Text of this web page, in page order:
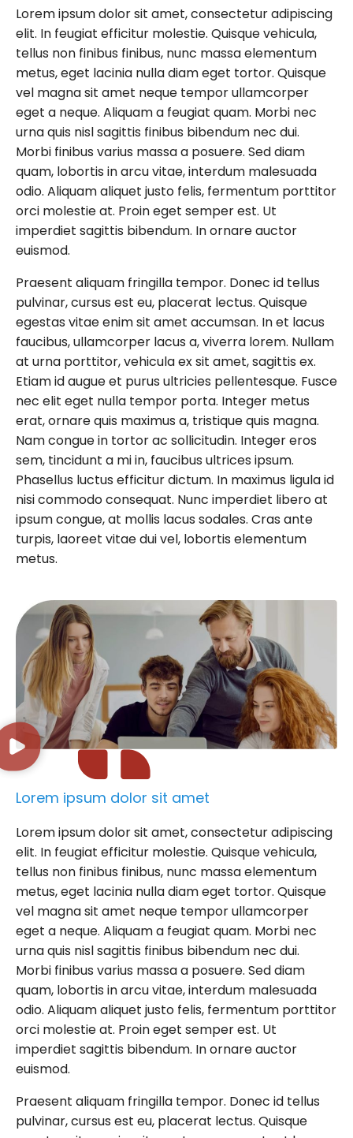
Lorem ipsum dolor sit amet, consectetur adipiscing
elit. In feugiat efficitur molestie. Quisque vehicula,
tellus non finibus finibus, nunc massa elementum
metus, eget lacinia nulla diam eget tortor. Quisque
vel magna sit amet neque tempor ullamcorper
eget a neque. Aliquam a feugiat quam. Morbi nec
urna quis nisl sagittis finibus bibendum nec dui.
Morbi finibus varius massa a posuere. Sed diam
quam, lobortis in arcu vitae, interdum malesuada
odio. Aliquam aliquet justo felis, fermentum porttitor
orci molestie at. Proin eget semper est. Ut
imperdiet sagittis bibendum. In ornare auctor
euismod.
Praesent aliquam fringilla tempor. Donec id tellus
pulvinar, cursus est eu, placerat lectus. Quisque
egestas vitae enim sit amet accumsan. In et lacus
faucibus, ullamcorper lacus a, viverra lorem. Nullam
at urna porttitor, vehicula ex sit amet, sagittis ex.
Etiam id augue et purus ultricies pellentesque. Fusce
nec elit eget nulla tempor porta. Integer metus
erat, ornare quis maximus a, tristique quis magna.
Nam congue in tortor ac sollicitudin. Integer eros
sem, tincidunt a mi in, faucibus ultrices ipsum.
Phasellus luctus efficitur dictum. In maximus ligula id
nisi commodo consequat. Nunc imperdiet libero at
ipsum congue, at mollis lacus sodales. Cras ante
turpis, laoreet vitae dui vel, lobortis elementum
metus.
Lorem ipsum dolor sit amet
Lorem ipsum dolor sit amet, consectetur adipiscing
elit. In feugiat efficitur molestie. Quisque vehicula,
tellus non finibus finibus, nunc massa elementum
metus, eget lacinia nulla diam eget tortor. Quisque
vel magna sit amet neque tempor ullamcorper
eget a neque. Aliquam a feugiat quam. Morbi nec
urna quis nisl sagittis finibus bibendum nec dui.
Morbi finibus varius massa a posuere. Sed diam
quam, lobortis in arcu vitae, interdum malesuada
odio. Aliquam aliquet justo felis, fermentum porttitor
orci molestie at. Proin eget semper est. Ut
imperdiet sagittis bibendum. In ornare auctor
euismod.
Praesent aliquam fringilla tempor. Donec id tellus
pulvinar, cursus est eu, placerat lectus. Quisque